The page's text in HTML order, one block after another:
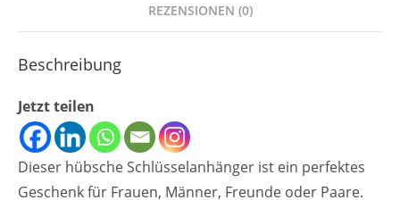
REZENSIONEN (0)
Beschreibung
Jetzt teilen
Dieser hübsche Schlüsselanhänger ist ein perfektes
Geschenk für Frauen, Männer, Freunde oder Paare.